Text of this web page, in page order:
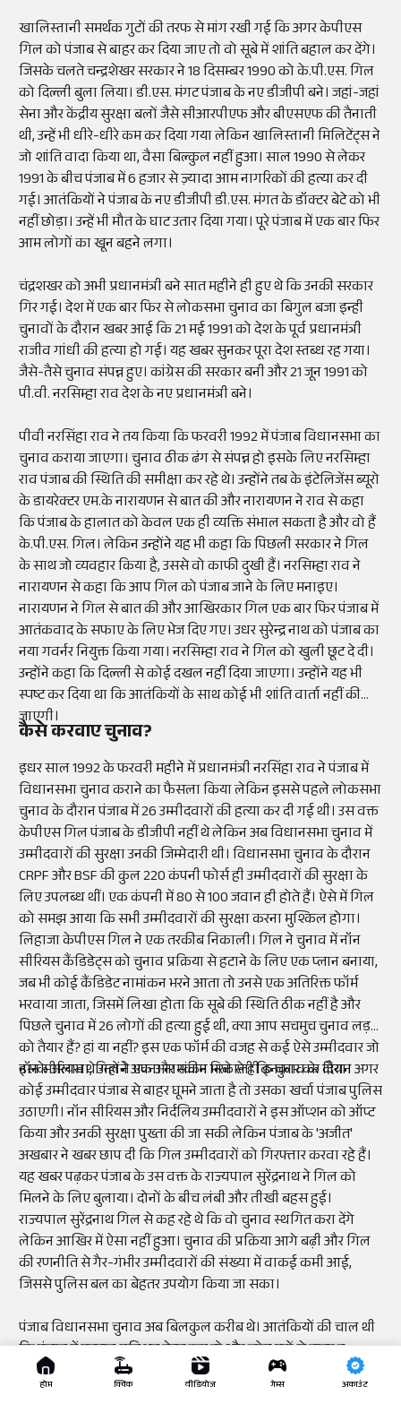
खालिस्तानी समर्थक गुटों की तरफ से मांग रखी गई कि अगर केपीएस
गिल को पंजाब से बाहर कर दिया जाए तो वो सूबे में शांति बहाल कर देंगे।
जिसके चलते चन्द्रशेखर सरकार ने 18 दिसम्बर 1990 को के.पी.एस. गिल
को दिल्ली बुला लिया। डी.एस. मंगट पंजाब के नए डीजीपी बने। जहां-जहां
सेना और केंद्रीय सुरक्षा बलों जैसे सीआरपीएफ और बीएसएफ की तैनाती
थी, उन्हें भी धीरे-धीरे कम कर दिया गया लेकिन खालिस्तानी मिलिटेंट्स ने
जो शांति वादा किया था, वैसा बिल्कुल नहीं हुआ। साल 1990 से लेकर
1991 के बीच पंजाब में 6 हजार से ज़्यादा आम नागरिकों की हत्या कर दी
गई। आतंकियों ने पंजाब के नए डीजीपी डी.एस. मंगत के डॉक्टर बेटे को भी
नहीं छोड़ा। उन्हें भी मौत के घाट उतार दिया गया। पूरे पंजाब में एक बार फिर
आम लोगों का खून बहने लगा।
चंद्रशखर को अभी प्रधानमंत्री बने सात महीने ही हुए थे कि उनकी सरकार
गिर गई। देश में एक बार फिर से लोकसभा चुनाव का बिगुल बजा इन्ही
चुनावों के दौरान खबर आई कि 21 मई 1991 को देश के पूर्व प्रधानमंत्री
राजीव गांधी की हत्या हो गई। यह खबर सुनकर पूरा देश स्तब्ध रह गया।
जैसे-तैसे चुनाव संपन्न हुए। कांग्रेस की सरकार बनी और 21 जून 1991 को
पी.वी. नरसिम्हा राव देश के नए प्रधानमंत्री बने।
पीवी नरसिंहा राव ने तय किया कि फरवरी 1992 में पंजाब विधानसभा का
चुनाव कराया जाएगा। चुनाव ठीक ढंग से संपन्न हो इसके लिए नरसिम्हा
राव पंजाब की स्थिति की समीक्षा कर रहे थे। उन्होंने तब के इंटेलिजेंस ब्यूरो
के डायरेक्टर एम.के नारायणन से बात की और नारायणन ने राव से कहा
कि पंजाब के हालात को केवल एक ही व्यक्ति संभाल सकता है और वो हैं
के.पी.एस. गिल। लेकिन उन्होंने यह भी कहा कि पिछली सरकार ने गिल
के साथ जो व्यवहार किया है, उससे वो काफी दुखी हैं। नरसिम्हा राव ने
नारायणन से कहा कि आप गिल को पंजाब जाने के लिए मनाइए।
नारायणन ने गिल से बात की और आखिरकार गिल एक बार फिर पंजाब में
आतंकवाद के सफाए के लिए भेज दिए गए। उधर सुरेन्द्र नाथ को पंजाब का
नया गवर्नर नियुक्त किया गया। नरसिम्हा राव ने गिल को खुली छूट दे दी।
उन्होंने कहा कि दिल्ली से कोई दखल नहीं दिया जाएगा। उन्होंने यह भी
स्पष्ट कर दिया था कि आतंकियों के साथ कोई भी शांति वार्ता नहीं की
जाएगी।
कैसे करवाए चुनाव?
इधर साल 1992 के फरवरी महीने में प्रधानमंत्री नरसिंहा राव ने पंजाब में
विधानसभा चुनाव कराने का फैसला किया लेकिन इससे पहले लोकसभा
चुनाव के दौरान पंजाब में 26 उम्मीदवारों की हत्या कर दी गई थी। उस वक्त
केपीएस गिल पंजाब के डीजीपी नहीं थे लेकिन अब विधानसभा चुनाव में
उम्मीदवारों की सुरक्षा उनकी जिम्मेदारी थी। विधानसभा चुनाव के दौरान
CRPF और BSF की कुल 220 कंपनी फोर्स ही उम्मीदवारों की सुरक्षा के
लिए उपलब्ध थीं। एक कंपनी में 80 से 100 जवान ही होते हैं। ऐसे में गिल
को समझ आया कि सभी उम्मीदवारों की सुरक्षा करना मुश्किल होगा।
लिहाजा केपीएस गिल ने एक तरकीब निकाली। गिल ने चुनाव में नॉन
सीरियस कैंडिडेट्स को चुनाव प्रक्रिया से हटाने के लिए एक प्लान बनाया,
जब भी कोई कैंडिडेट नामांकन भरने आता तो उनसे एक अतिरिक्त फॉर्म
भरवाया जाता, जिसमें लिखा होता कि सूबे की स्थिति ठीक नहीं है और
पिछले चुनाव में 26 लोगों की हत्या हुई थी, क्या आप सचमुच चुनाव लड़ने
को तैयार हैं? हां या नहीं? इस एक फॉर्म की वजह से कई ऐसे उम्मीदवार जो
नॉन सीरियस थे उन्होंने अपना नामांकन भरने से ही इनकार कर दिया।
इसके अलावा, गिल ने एक और स्कीम निकाली कि चुनाव के दौरान अगर
कोई उम्मीदवार पंजाब से बाहर घूमने जाता है तो उसका खर्चा पंजाब पुलिस
उठाएगी। नॉन सीरियस और निर्दलिय उम्मीदवारों ने इस ऑप्शन को ऑप्ट
किया और उनकी सुरक्षा पुख्ता की जा सकी लेकिन पंजाब के 'अजीत'
अखबार ने खबर छाप दी कि गिल उम्मीदवारों को गिरफ्तार करवा रहे हैं।
यह खबर पढ़कर पंजाब के उस वक्त के राज्यपाल सुरेंद्रनाथ ने गिल को
मिलने के लिए बुलाया। दोनों के बीच लंबी और तीखी बहस हुई।
राज्यपाल सुरेंद्रनाथ गिल से कह रहे थे कि वो चुनाव स्थगित करा देंगे
लेकिन आखिर में ऐसा नहीं हुआ। चुनाव की प्रक्रिया आगे बढ़ी और गिल
की रणनीति से गैर-गंभीर उम्मीदवारों की संख्या में वाकई कमी आई,
जिससे पुलिस बल का बेहतर उपयोग किया जा सका।
पंजाब विधानसभा चुनाव अब बिलकुल करीब थे। आतंकियों की चाल थी
कि पंजाब में मतदान प्रतिशत बेहद कम हो और लोग घरों से बाहर न
निकलें। विदेशों में बैठे खालिस्तानी समर्थक पंजाब में चुनावों के खिलाफ
थे। चुनाव 19 फरवरी 1992 को होने वाले थे। 8 फरवरी को खबर आई कि
होम क्विक वीडियोज गेम्स अकाउंट